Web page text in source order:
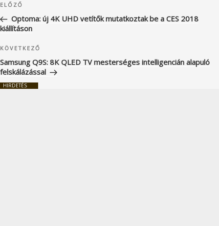
navigáció
Korábbi
bejegyzés
ELŐZŐ
Optoma: új 4K UHD vetítők mutatkoztak be a CES 2018
kiállításon
Következő
bejegyzés
KÖVETKEZŐ
Samsung Q9S: 8K QLED TV mesterséges intelligencián alapuló
felskálázással
HIRDETÉS